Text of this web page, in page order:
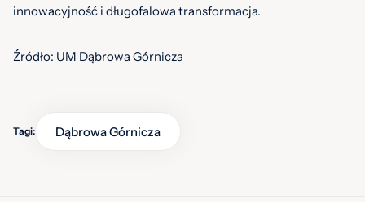
innowacyjność i długofalowa transformacja.
Źródło: UM Dąbrowa Górnicza
Tagi: Dąbrowa Górnicza